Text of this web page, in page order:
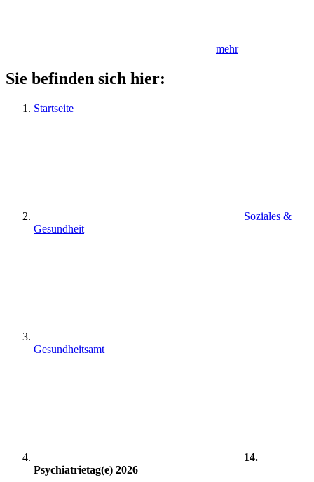
mehr
Sie befinden sich hier:
Startseite
Soziales &
Gesundheit
Gesundheitsamt
14.
Psychiatrietag(e) 2026